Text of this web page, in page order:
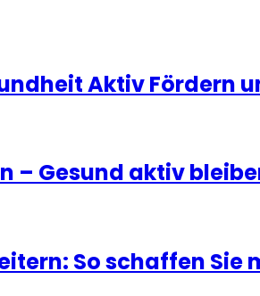
Aktiv Fördern
– Gesund aktiv
So schaffen Sie